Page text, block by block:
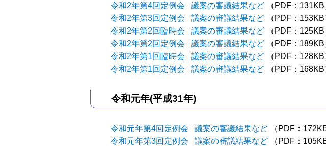
令和2年第4回定例会 議案の審議結果など
（PDF：131KB
令和2年第3回定例会 議案の審議結果など
（PDF：153KB
令和2年第2回臨時会 議案の審議結果など
（PDF：125KB
令和2年第2回定例会 議案の審議結果など
（PDF：189KB
令和2年第1回臨時会 議案の審議結果など
（PDF：128KB
令和2年第1回定例会 議案の審議結果など
（PDF：168KB
令和元年(平成31年)
令和元年第4回定例会 議案の審議結果など
（PDF：
令和元年第3回定例会 議案の審議結果など
（PDF：